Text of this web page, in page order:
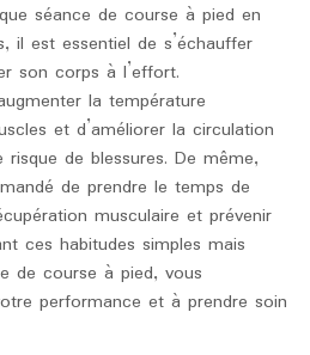
séance de course à pied en
il est essentiel de s’échauffer
son corps à l’effort.
la température
et d’améliorer la circulation
risque de blessures. De même,
de prendre le temps de
musculaire et prévenir
ces habitudes simples mais
de course à pied, vous
performance et à prendre soin